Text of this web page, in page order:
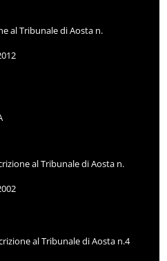
al Tribunale di Aosta n.
al Tribunale di Aosta n.
al Tribunale di Aosta n.4